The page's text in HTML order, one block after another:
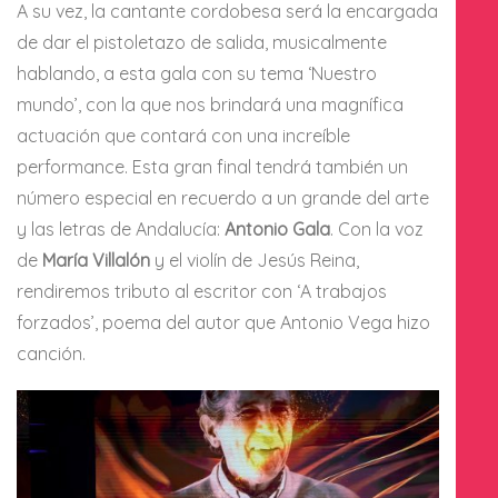
A su vez, la cantante cordobesa será la encargada
de dar el pistoletazo de salida, musicalmente
hablando, a esta gala con su tema ‘Nuestro
mundo’, con la que nos brindará una magnífica
actuación que contará con una increíble
performance. Esta gran final tendrá también un
número especial en recuerdo a un grande del arte
y las letras de Andalucía: Antonio Gala. Con la voz
de María Villalón y el violín de Jesús Reina,
rendiremos tributo al escritor con ‘A trabajos
forzados’, poema del autor que Antonio Vega hizo
canción.